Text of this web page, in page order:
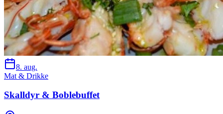
8. aug.
Mat & Drikke
Skalldyr & Boblebuffet